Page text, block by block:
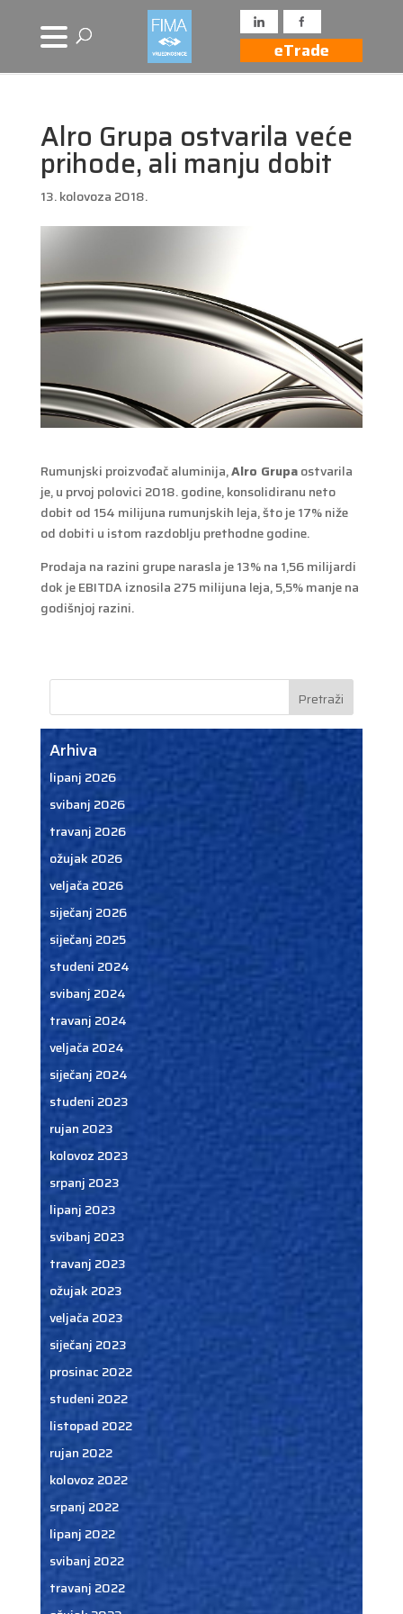
eTrade
Alro Grupa ostvarila veće
prihode, ali manju dobit
13. kolovoza 2018.
Rumunjski proizvođač aluminija,Alro Grupaostvarila
je, u prvoj polovici 2018. godine, konsolidiranu neto
dobit od 154 milijuna rumunjskih leja, što je 17% niže
od dobiti u istom razdoblju prethodne godine.
Prodaja na razini grupe narasla je 13% na 1,56 milijardi
dok je EBITDA iznosila 275 milijuna leja, 5,5% manje na
godišnjoj razini.
Arhiva
lipanj 2026
svibanj 2026
travanj 2026
ožujak 2026
veljača 2026
siječanj 2026
siječanj 2025
studeni 2024
svibanj 2024
travanj 2024
veljača 2024
siječanj 2024
studeni 2023
rujan 2023
kolovoz 2023
srpanj 2023
lipanj 2023
svibanj 2023
travanj 2023
ožujak 2023
veljača 2023
siječanj 2023
prosinac 2022
studeni 2022
listopad 2022
rujan 2022
kolovoz 2022
srpanj 2022
lipanj 2022
svibanj 2022
travanj 2022